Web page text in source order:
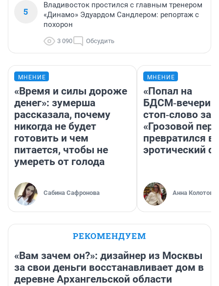
5
Владивосток простился с главным тренером
«Динамо» Эдуардом Сандлером: репортаж с
похорон
3 090 Обсудить
МНЕНИЕ
«Время и силы дороже
денег»: зумерша
рассказала, почему
никогда не будет
готовить и чем
питается, чтобы не
умереть от голода
Сабина Сафронова
МНЕНИЕ
«Попал на
стоп‑слово
«Грозовой
превратился в
эротический
Анна Колотова
РЕКОМЕНДУЕМ
«Вам зачем он?»: дизайнер из Москвы
за свои деньги восстанавливает дом в
деревне Архангельской области